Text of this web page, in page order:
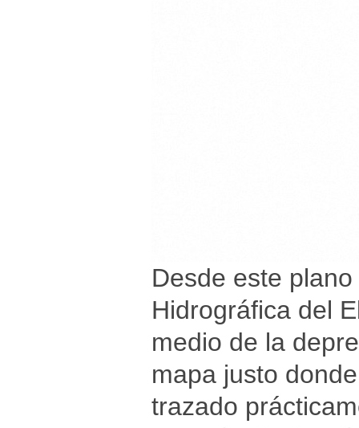
Desde este
Hidrográfica del
medio de la
mapa justo
trazado